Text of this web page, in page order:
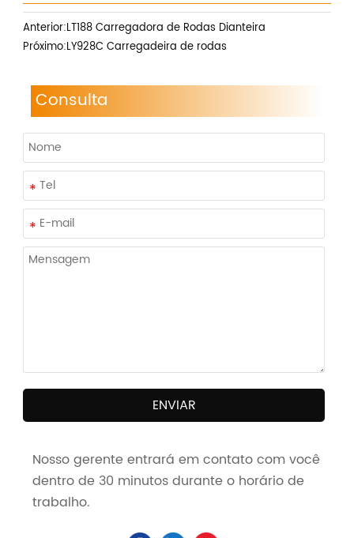
Anterior:LT188 Carregadora de Rodas Dianteira
Próximo:LY928C Carregadeira de rodas
Consulta
ENVIAR
Nosso gerente entrará em contato com você
dentro de 30 minutos durante o horário de
trabalho.